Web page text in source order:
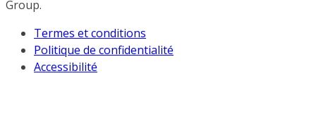
Group.
Termes et conditions
Politique de confidentialité
Accessibilité